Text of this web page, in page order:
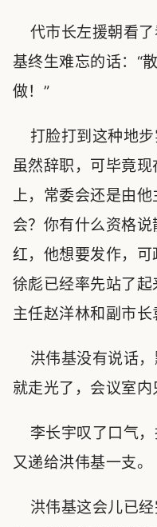
代市长左援朝看了
基终生难忘的话：“
做！”
打脸打到这种地步
虽然辞职，可毕竟
上，常委会还是由
会？你有什么资格
红，他想要发作，
徐彪已经率先站了
主任赵洋林和副市长
洪伟基没有说话，
就走光了，会议室内
李长宇叹了口气，
又递给洪伟基一支。
洪伟基这会儿已经